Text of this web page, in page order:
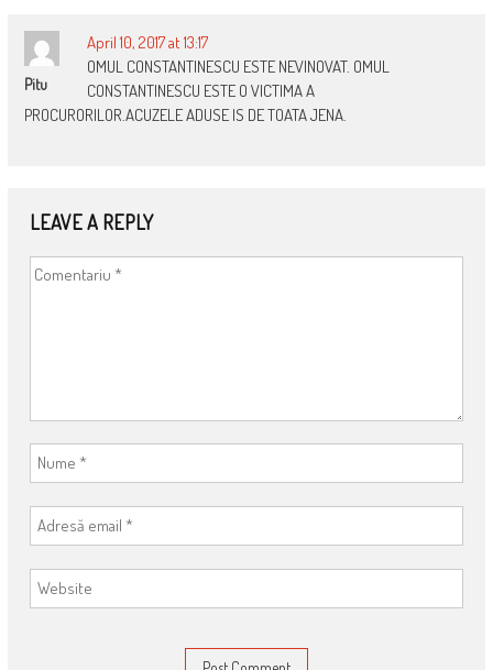
Pitu
April 10, 2017 at 13:17
OMUL CONSTANTINESCU ESTE NEVINOVAT. OMUL
CONSTANTINESCU ESTE O VICTIMA A
PROCURORILOR.ACUZELE ADUSE IS DE TOATA JENA.
LEAVE A REPLY